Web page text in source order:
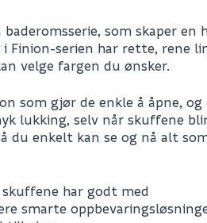
som skaper en
Finion-serien har rette, rene
velge fargen du ønsker.
som gjør de enkle å åpne, og
lukking, selv når skuffene
du enkelt kan se og nå alt
har godt med
smarte